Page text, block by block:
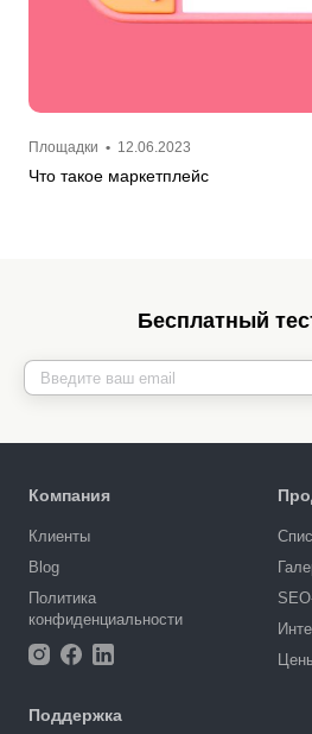
Площадки • 12.06.2023
Что такое маркетплейс
Бесплатный
Компания
Клиенты
Blog
Политика
конфиденциальности
Поддержка